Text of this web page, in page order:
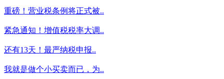
重磅！营业税条例将正式被..
紧急通知！增值税税率大调..
还有13天！最严纳税申报..
我就是做个小买卖而已，为..